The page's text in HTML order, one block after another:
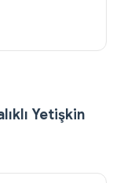
Yetişkin